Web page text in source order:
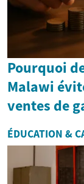
Pourquoi
Malawi
ventes de
ÉDUCATION &